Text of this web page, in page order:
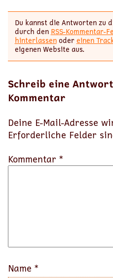
Du kannst die Antworten zu
durch den RSS-Kommentar-
hinterlassenodereinen
eigenen Website aus.
Schreib eine
Kommentar
Deine E-Mail-Adresse
Erforderliche Felder
Kommentar *
Name *